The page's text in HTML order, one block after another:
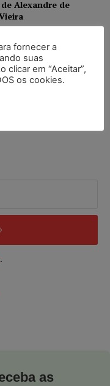
Alexandre de
afastamento da
.
as
fornecer a
suas
clicar em “Aceitar”,
os cookies.